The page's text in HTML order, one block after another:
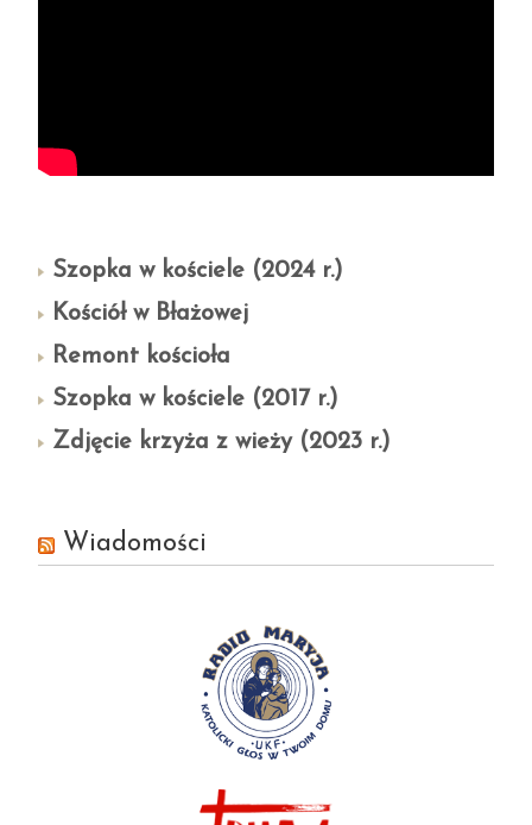
Szopka w kościele (2024 r.)
Kościół w Błażowej
Remont kościoła
Szopka w kościele (2017 r.)
Zdjęcie krzyża z wieży (2023 r.)
Wiadomości